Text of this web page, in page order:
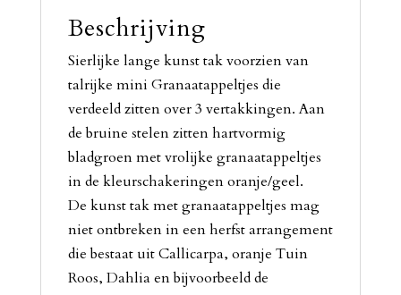
Beschrijving
Sierlijke lange kunst tak voorzien van
talrijke mini Granaatappeltjes die
verdeeld zitten over 3 vertakkingen. Aan
de bruine stelen zitten hartvormig
bladgroen met vrolijke granaatappeltjes
in de kleurschakeringen oranje/geel.
De kunst tak met granaatappeltjes mag
niet ontbreken in een herfst arrangement
die bestaat uit Callicarpa, oranje Tuin
Roos, Dahlia en bijvoorbeeld de